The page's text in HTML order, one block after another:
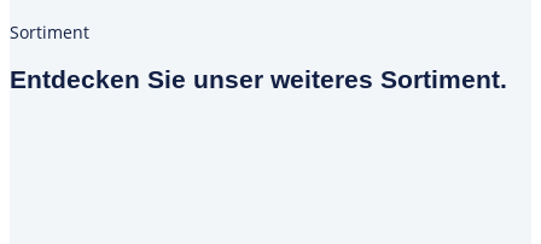
Sortiment
Entdecken Sie unser weiteres Sortiment.